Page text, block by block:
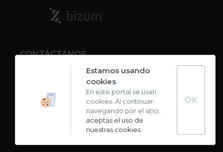
CONTÁCTANOS
Carta de sabores
Estamos usando
cookies
En este portal se usan
cookies. Al continuar
navegando por el sitio,
aceptas el uso de
nuestras cookies.
OK